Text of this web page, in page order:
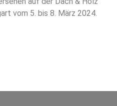
vom 5. bis 8. März 2024.